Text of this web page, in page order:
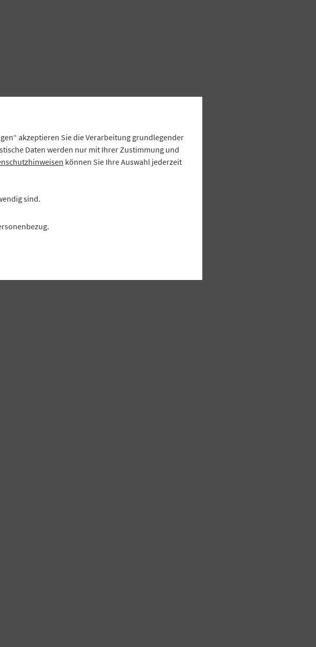
akzeptieren Sie die Verarbeitung grundlegender
Daten werden nur mit Ihrer Zustimmung und
können Sie Ihre Auswahl jederzeit
sind.